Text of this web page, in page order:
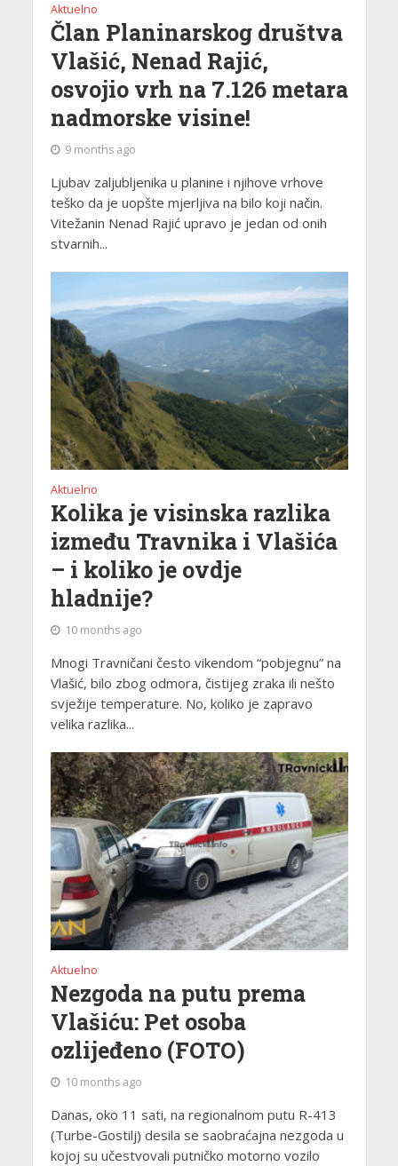
Aktuelno
Član Planinarskog društva
Vlašić, Nenad Rajić,
osvojio vrh na 7.126 metara
nadmorske visine!
9 months ago
Ljubav zaljubljenika u planine i njihove vrhove
teško da je uopšte mjerljiva na bilo koji način.
Vitežanin Nenad Rajić upravo je jedan od onih
stvarnih...
Aktuelno
Kolika je visinska razlika
između Travnika i Vlašića
– i koliko je ovdje
hladnije?
10 months ago
Mnogi Travničani često vikendom “pobjegnu” na
Vlašić, bilo zbog odmora, čistijeg zraka ili nešto
svježije temperature. No, koliko je zapravo
velika razlika...
Aktuelno
Nezgoda na putu prema
Vlašiću: Pet osoba
ozlijeđeno (FOTO)
10 months ago
Danas, oko 11 sati, na regionalnom putu R-413
(Turbe-Gostilj) desila se saobraćajna nezgoda u
kojoj su učestvovali putničko motorno vozilo